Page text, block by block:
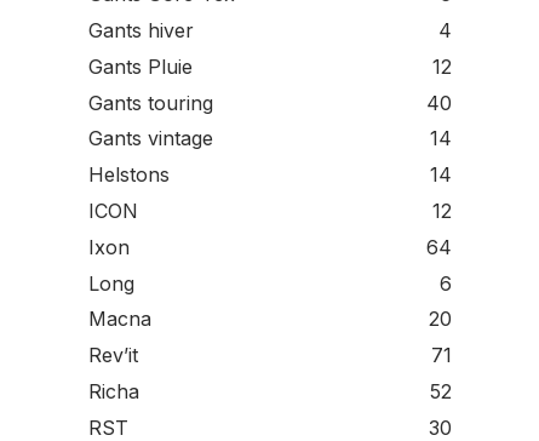
Gants hiver
4
Gants Pluie
12
Gants touring
40
Gants vintage
14
Helstons
14
ICON
12
Ixon
64
Long
6
Macna
20
Rev’it
71
Richa
52
RST
30